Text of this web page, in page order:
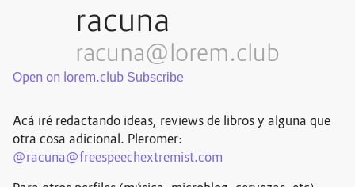
racuna
racuna@lorem.club
Open on lorem.club
Acá iré redactando ideas, reviews de libros y alguna que
otra cosa adicional. Pleromer:
@racuna@freespeechextremist.com